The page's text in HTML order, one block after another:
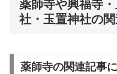
薬師寺や興福寺
社・玉置神社の
薬師寺の関連記事